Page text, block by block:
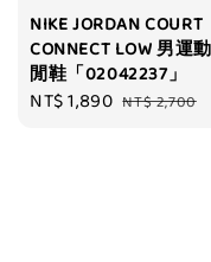
NIKE JORDAN COURT
CONNECT LOW 男運
閒鞋「02042237」
Sale
NT$ 1,890 Regular
NT$ 2,700